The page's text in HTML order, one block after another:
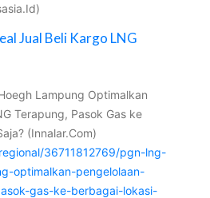
Jual Beli Kargo LNG
Lampung Optimalkan
Terapung, Pasok Gas ke
(Innalar.Com)
36711812769/pgn-lng-
optimalkan-pengelolaan-
gas-ke-berbagai-lokasi-